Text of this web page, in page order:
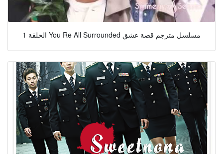
الحلقة 1 You Re All Surrounded مسلسل مترجم قصة عشق